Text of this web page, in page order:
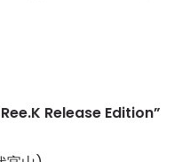
Release Edition”